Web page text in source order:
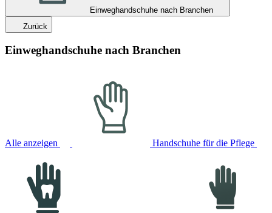
Einweghandschuhe nach Branchen
Zurück
Einweghandschuhe nach Branchen
Alle anzeigen Handschuhe für die Pflege